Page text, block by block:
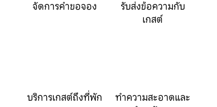
จัดการคำขอจอง
รับส่งข้อความกับ
เกสต์
บริการเกสต์ถึงที่พัก
ทำความสะอาดและ